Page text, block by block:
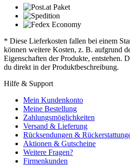
* Diese Lieferkosten fallen bei einem
können weitere Kosten, z. B. aufgrund
Eigenschaften der Produkte, entstehen.
du direkt in der Produktbeschreibung.
Hilfe & Support
Mein Kundenkonto
Meine Bestellung
Zahlungsmöglichkeiten
Versand & Lieferung
Rücksendungen &
Aktionen & Gutscheine
Weitere Fragen?
Firmenkunden